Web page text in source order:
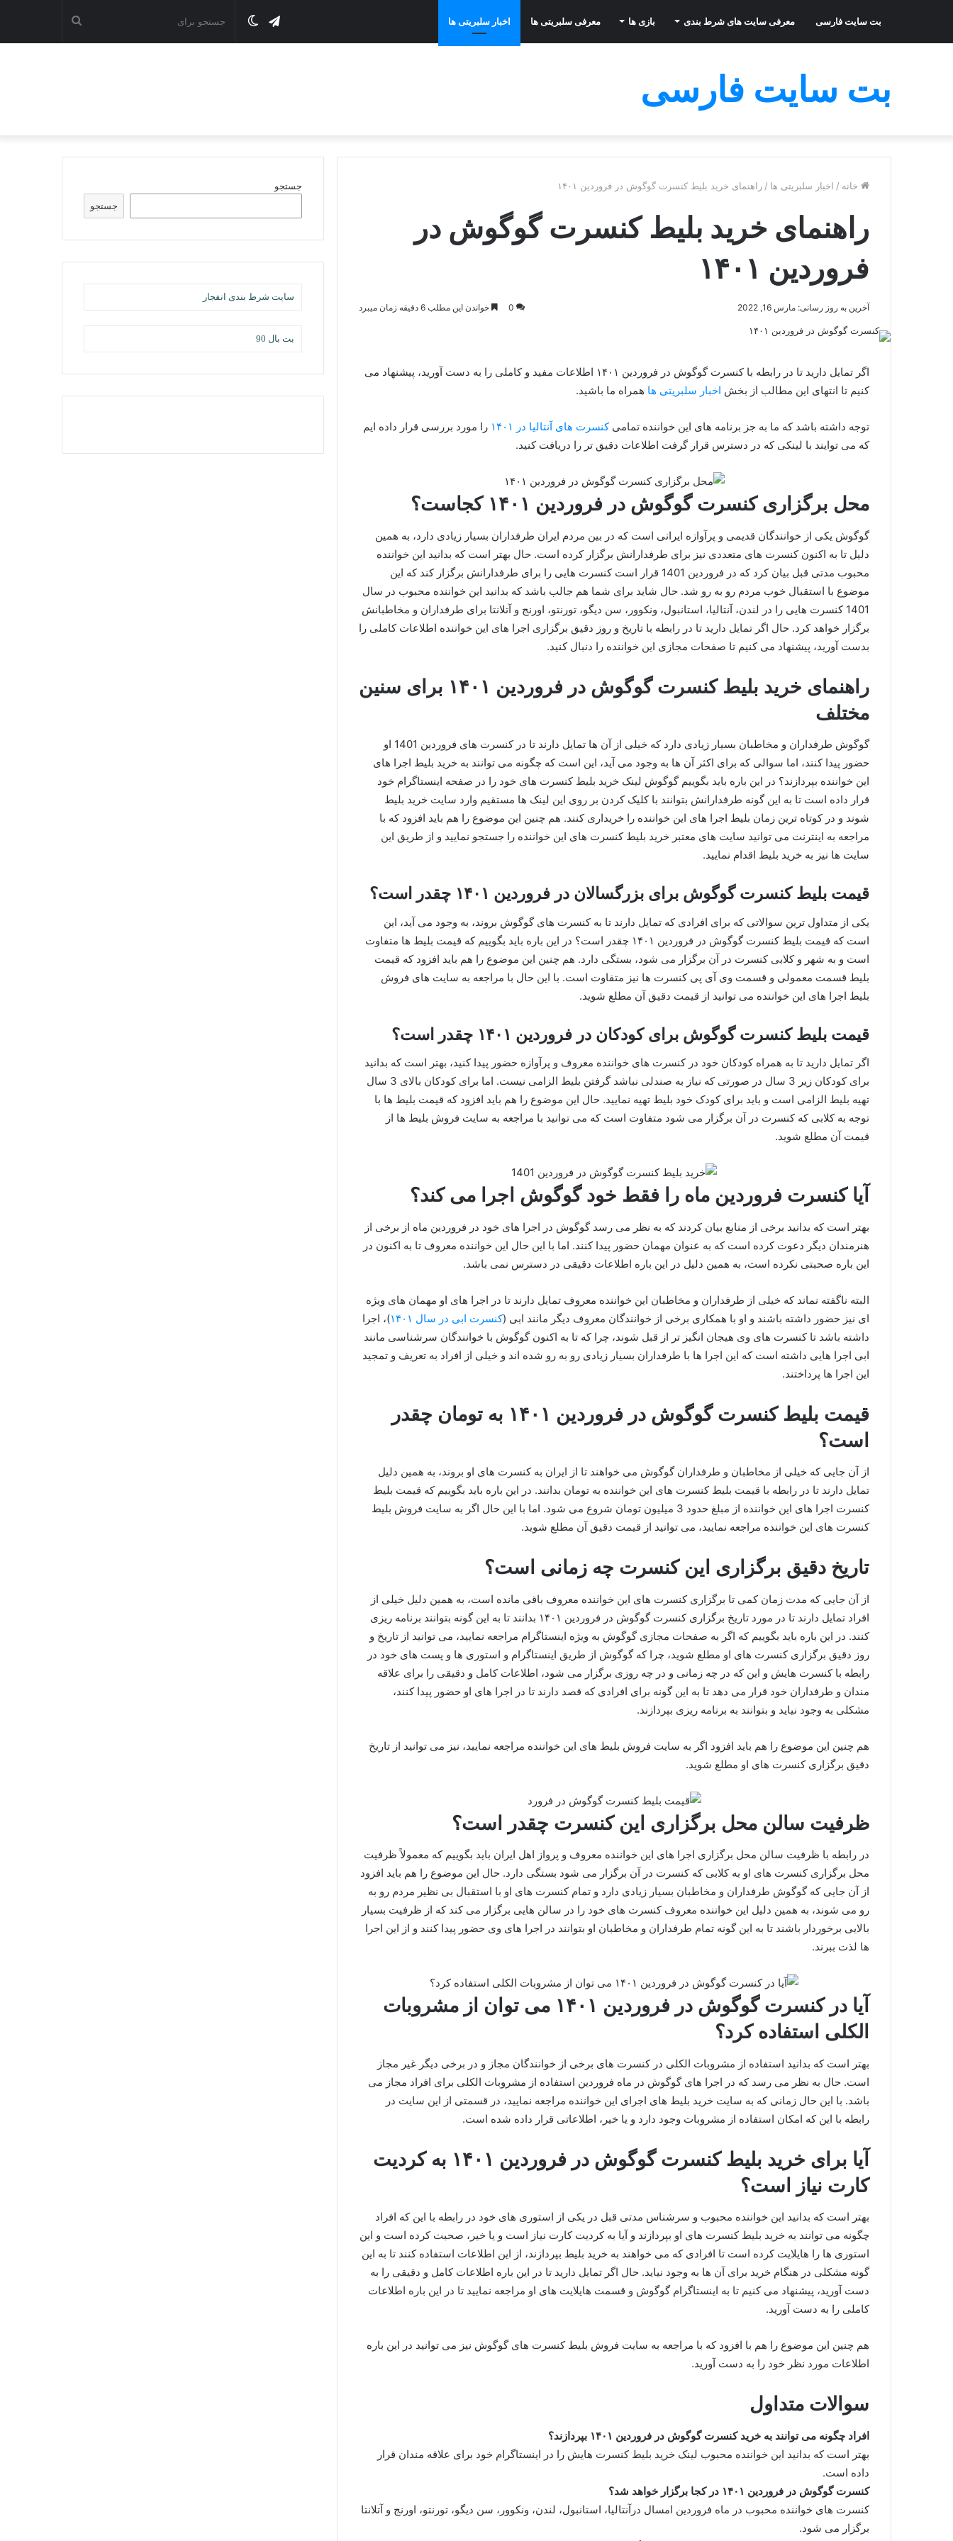
بت سایت فارسی معرفی سایت های شرط بندی بازی ها معرفی سلبریتی ها اخبار سلبریتی ها جستجو تغییرتلگرام
بت سایت فارسی
خانه / اخبار سلبریتی ها / راهنمای خرید بلیط کنسرت گوگوش در فروردین ۱۴۰۱
راهنمای خرید بلیط کنسرت گوگوش در
فروردین ۱۴۰۱
آخرین به روز رسانی: مارس 16, 2022 0 خواندن این مطلب 6 دقیقه زمان میبرد
اگر تمایل دارید تا در رابطه با کنسرت گوگوش در فروردین ۱۴۰۱ اطلاعات مفید و کاملی را به دست آورید، پیشنهاد می
کنیم تا انتهای این مطالب از بخش اخبار سلبریتی ها همراه ما باشید.
توجه داشته باشد که ما به جز برنامه های این خواننده تمامیکنسرت های آنتالیا در ۱۴۰۱
را مورد بررسی قرار داده ایم
که می توایند با لینکی که در دسترس قرار گرفت اطلاعات دقیق تر را دریافت کنید.
محل برگزاری کنسرت گوگوش در فروردین ۱۴۰۱ کجاست؟
گوگوش یکی از خوانندگان قدیمی و پرآوازه ایرانی است که در بین مردم ایران طرفداران بسیار زیادی دارد، به همین
دلیل تا به اکنون کنسرت های متعددی نیز برای طرفدارانش برگزار کرده است. حال بهتر است که بدانید این خواننده
محبوب مدتی قبل بیان کرد که در فروردین 1401 قرار است کنسرت هایی را برای طرفدارانش برگزار کند که این
موضوع با استقبال خوب مردم رو به‌ رو شد. حال شاید برای شما هم جالب باشد که بدانید این خواننده محبوب در سال
1401 کنسرت هایی را در لندن، آنتالیا، استانبول، ونکوور، سن‌ دیگو، تورنتو، اورنج و آتلانتا برای طرفداران و مخاطبانش
برگزار خواهد کرد. حال اگر تمایل دارید تا در رابطه با تاریخ و روز دقیق برگزاری اجرا های این خواننده اطلاعات کاملی را
بدست آورید، پیشنهاد می کنیم تا صفحات مجازی این خواننده را دنبال کنید.
راهنمای خرید بلیط کنسرت گوگوش در فروردین ۱۴۰۱ برای سنین
مختلف
گوگوش طرفداران و مخاطبان بسیار زیادی دارد که خیلی از آن ها تمایل دارند تا در کنسرت‌ های فروردین 1401 او
حضور پیدا کنند، اما سوالی که برای اکثر آن ها به وجود می‌ آید، این است که چگونه می‌ توانند به خرید بلیط اجرا های
این خواننده بپردازند؟ در این باره باید بگوییم گوگوش لینک خرید بلیط کنسرت های خود را در صفحه اینستاگرام خود
قرار داده است تا به این گونه طرفدارانش بتوانند با کلیک کردن بر روی این لینک ها مستقیم وارد سایت خرید بلیط
شوند و در کوتاه‌ ترین زمان بلیط اجرا های این خواننده را خریداری کنند. هم چنین این موضوع را هم باید افزود که با
مراجعه به اینترنت می توانید سایت های معتبر خرید بلیط کنسرت های این خواننده را جستجو نمایید و از طریق این
سایت ها نیز به خرید بلیط اقدام نمایید.
قیمت بلیط کنسرت گوگوش برای بزرگسالان در فروردین ۱۴۰۱ چقدر است؟
یکی از متداول ترین سوالاتی که برای افرادی که تمایل دارند تا به کنسرت های گوگوش بروند، به وجود می‌ آید، این
است که قیمت بلیط کنسرت گوگوش در فروردین ۱۴۰۱ چقدر است؟ در این باره باید بگوییم که قیمت بلیط ها متفاوت
است و به شهر و کلابی کنسرت در آن برگزار می‌ شود، بستگی دارد. هم چنین این موضوع را هم باید افزود که قیمت
بلیط قسمت معمولی و قسمت وی آی پی کنسرت ها نیز متفاوت است. با این حال با مراجعه به سایت های فروش
بلیط اجرا های این خواننده می توانید از قیمت دقیق آن مطلع شوید.
قیمت بلیط کنسرت گوگوش برای کودکان در فروردین ۱۴۰۱ چقدر است؟
اگر تمایل دارید تا به همراه کودکان خود در کنسرت های خواننده معروف و پرآوازه حضور پیدا کنید، بهتر است که بدانید
برای کودکان زیر 3 سال در صورتی که نیاز به صندلی نباشد گرفتن بلیط الزامی نیست. اما برای کودکان بالای 3 سال
تهیه بلیط الزامی است و باید برای کودک خود بلیط تهیه نمایید. حال این موضوع را هم باید افزود که قیمت بلیط ها با
توجه به کلابی که کنسرت در آن برگزار می‌ شود متفاوت است که می‌ توانید با مراجعه به سایت فروش بلیط ها از
قیمت آن مطلع شوید.
آیا کنسرت فروردین ماه را فقط خود گوگوش اجرا می کند؟
بهتر است که بدانید برخی از منابع بیان کردند که به نظر می‌ رسد گوگوش در اجرا های خود در فروردین ماه از برخی از
هنرمندان دیگر دعوت کرده است که به عنوان مهمان حضور پیدا کنند. اما با این حال این خواننده معروف تا به اکنون در
این باره صحبتی نکرده است، به همین دلیل در این باره اطلاعات دقیقی در دسترس نمی باشد.
البته ناگفته نماند که خیلی از طرفداران و مخاطبان این خواننده معروف تمایل دارند تا در اجرا های او مهمان های ویژه
ای نیز حضور داشته باشند و او با همکاری برخی از خوانندگان معروف دیگر مانند ابی (کنسرت ابی در سال ۱۴۰۱
)، اجرا
داشته باشد تا کنسرت های وی هیجان انگیز تر از قبل شوند، چرا که تا به اکنون گوگوش با خوانندگان سرشناسی مانند
ابی اجرا هایی داشته است که این اجرا ها با طرفداران بسیار زیادی رو به رو شده اند و خیلی از افراد به تعریف و تمجید
این اجرا ها پرداختند.
قیمت بلیط کنسرت گوگوش در فروردین ۱۴۰۱ به تومان چقدر
است؟
از آن جایی که خیلی از مخاطبان و طرفداران گوگوش می‌ خواهند تا از ایران به کنسرت های او بروند، به همین دلیل
تمایل دارند تا در رابطه با قیمت بلیط کنسرت های این خواننده به تومان بدانند. در این باره باید بگوییم که قیمت بلیط
کنسرت اجرا های این خواننده از مبلغ حدود 3 میلیون تومان شروع می‌ شود. اما با این حال اگر به سایت فروش بلیط
کنسرت های این خواننده مراجعه نمایید، می توانید از قیمت دقیق آن مطلع شوید.
تاریخ دقیق برگزاری این کنسرت چه زمانی است؟
از آن جایی که مدت زمان کمی تا برگزاری کنسرت های این خواننده معروف باقی مانده است، به همین دلیل خیلی از
افراد تمایل دارند تا در مورد تاریخ برگزاری کنسرت گوگوش در فروردین ۱۴۰۱ بدانند تا به این گونه بتوانند برنامه‌ ریزی
کنند. در این باره باید بگوییم که اگر به صفحات مجازی گوگوش به ویژه اینستاگرام مراجعه نمایید، می توانید از تاریخ و
روز دقیق برگزاری کنسرت‌ های او مطلع شوید، چرا که گوگوش از طریق اینستاگرام و استوری ها و پست های خود در
رابطه با کنسرت هایش و این که در چه زمانی و در چه روزی برگزار می‌ شود، اطلاعات کامل و دقیقی را برای علاقه
مندان و طرفداران خود قرار می‌ دهد تا به این گونه برای افرادی که قصد دارند تا در اجرا های او حضور پیدا کنند،
مشکلی به وجود نیاید و بتوانند به برنامه‌ ریزی بپردازند.
هم چنین این موضوع را هم باید افزود اگر به سایت فروش بلیط های این خواننده مراجعه نمایید، نیز می‌ توانید از تاریخ
دقیق برگزاری کنسرت‌ های او مطلع شوید.
ظرفیت سالن محل برگزاری این کنسرت چقدر است؟
در رابطه با ظرفیت سالن محل برگزاری اجرا های این خواننده معروف و پرواز اهل ایران باید بگوییم که معمولاً ظرفیت
محل برگزاری کنسرت های او به کلابی که کنسرت در آن برگزار می شود بستگی دارد. حال این موضوع را هم باید افزود
از آن جایی که گوگوش طرفداران و مخاطبان بسیار زیادی دارد و تمام کنسرت های او با استقبال بی نظیر مردم رو به‌
رو می‌ شوند، به همین دلیل این خواننده معروف کنسرت های خود را در سالن هایی برگزار می‌ کند که از ظرفیت بسیار
بالایی برخوردار باشند تا به این گونه تمام طرفداران و مخاطبان او بتوانند در اجرا های وی حضور پیدا کنند و از این اجرا
ها لذت ببرند.
آیا در کنسرت گوگوش در فروردین ۱۴۰۱ می توان از مشروبات
الکلی استفاده کرد؟
بهتر است که بدانید استفاده از مشروبات الکلی در کنسرت های برخی از خوانندگان مجاز و در برخی دیگر غیر مجاز
است. حال به نظر می‌ رسد که در اجرا های گوگوش در ماه فروردین استفاده از مشروبات الکلی برای افراد مجاز می
باشد. با این حال زمانی که به سایت خرید بلیط های اجرای این خواننده مراجعه نمایید، در قسمتی از این سایت در
رابطه با این که امکان استفاده از مشروبات وجود دارد و یا خیر، اطلاعاتی قرار داده شده است.
آیا برای خرید بلیط کنسرت گوگوش در فروردین ۱۴۰۱ به کردیت
کارت نیاز است؟
بهتر است که بدانید این خواننده محبوب و سرشناس مدتی قبل در یکی از استوری های خود در رابطه با این که افراد
چگونه می توانند به خرید بلیط کنسرت های او بپردازند و آیا به کردیت کارت نیاز است و یا خیر، صحبت کرده است و این
استوری ها را هایلایت کرده است تا افرادی که می خواهند به خرید بلیط بپردازند، از این اطلاعات استفاده کنند تا به این
گونه مشکلی در هنگام خرید برای آن ها به وجود نیاید. حال اگر تمایل دارید تا در این باره اطلاعات کامل و دقیقی را به
دست آورید، پیشنهاد می‌ کنیم تا به اینستاگرام گوگوش و قسمت هایلایت‌ های او مراجعه نمایید تا در این باره اطلاعات
کاملی را به دست آورید.
هم چنین این موضوع را هم با افزود که با مراجعه به سایت فروش بلیط کنسرت های گوگوش نیز می‌ توانید در این باره
اطلاعات مورد نظر خود را به دست آورید.
سوالات متداول
افراد چگونه می توانند به خرید کنسرت گوگوش در فروردین ۱۴۰۱ بپردازند؟
بهتر است که بدانید این خواننده محبوب لینک خرید بلیط کنسرت هایش را در اینستاگرام خود برای علاقه مندان قرار
داده است.
کنسرت گوگوش در فروردین ۱۴۰۱ در کجا برگزار خواهد شد؟
کنسرت های خواننده محبوب در ماه فروردین امسال درآنتالیا، استانبول، لندن، ونکوور، سن‌ دیگو، تورنتو، اورنج و آتلانتا
برگزار می شود.
جستجو
جستجو
سایت شرط بندی انفجار
بت بال 90